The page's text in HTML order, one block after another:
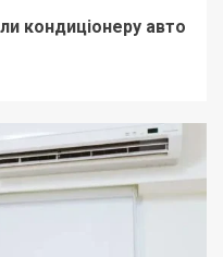
кондиціонеру авто